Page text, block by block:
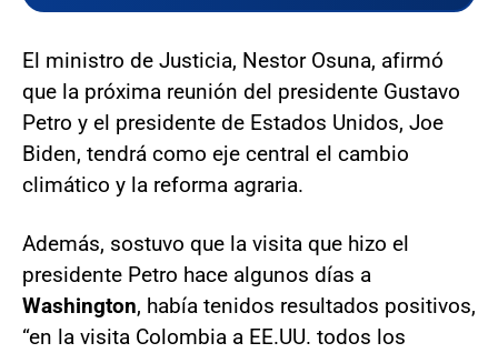
El ministro de Justicia, Nestor Osuna, afirmó
que la próxima reunión del presidente Gustavo
Petro y el presidente de Estados Unidos, Joe
Biden, tendrá como eje central el cambio
climático y la reforma agraria.
Además, sostuvo que la visita que hizo el
presidente Petro hace algunos días a
Washington, había tenidos resultados positivos,
“en la visita Colombia a EE.UU. todos los